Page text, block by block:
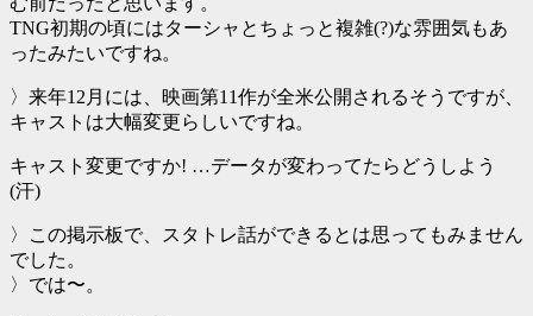
TNG初期の頃にはターシャとちょっと複雑(?)な雰囲気もあ
ったみたいですね。
〉来年12月には、映画第11作が全米公開されるそうですが、
キャストは大幅変更らしいですね。
キャスト変更ですか! …データが変わってたらどうしよう
(汗)
〉この掲示板で、スタトレ話ができるとは思ってもみません
でした。
〉では〜。